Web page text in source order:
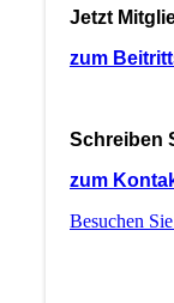
Jetzt
zum
Schreiben
zum
Besuchen